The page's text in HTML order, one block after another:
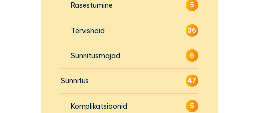
Rasestumine 5
Tervishoid 36
Sünnitusmajad 6
Sünnitus 47
Komplikatsioonid 5